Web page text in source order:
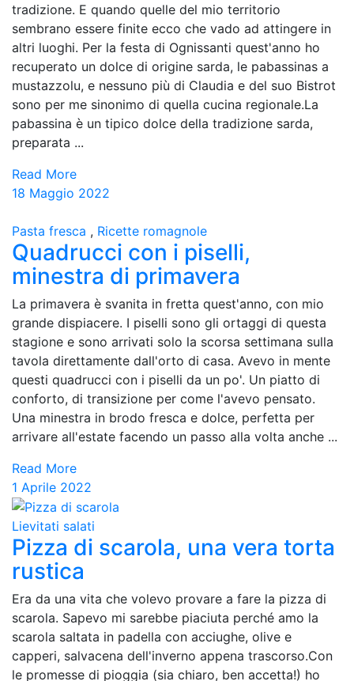
tradizione. E quando quelle del mio territorio
sembrano essere finite ecco che vado ad attingere in
altri luoghi. Per la festa di Ognissanti quest'anno ho
recuperato un dolce di origine sarda, le pabassinas a
mustazzolu, e nessuno più di Claudia e del suo Bistrot
sono per me sinonimo di quella cucina regionale.La
pabassina è un tipico dolce della tradizione sarda,
preparata ...
Read More
18 Maggio 2022
Pasta fresca , Ricette romagnole
Quadrucci con i piselli,
minestra di primavera
La primavera è svanita in fretta quest'anno, con mio
grande dispiacere. I piselli sono gli ortaggi di questa
stagione e sono arrivati solo la scorsa settimana sulla
tavola direttamente dall'orto di casa. Avevo in mente
questi quadrucci con i piselli da un po'. Un piatto di
conforto, di transizione per come l'avevo pensato.
Una minestra in brodo fresca e dolce, perfetta per
arrivare all'estate facendo un passo alla volta anche ...
Read More
1 Aprile 2022
Lievitati salati
Pizza di scarola, una vera torta
rustica
Era da una vita che volevo provare a fare la pizza di
scarola. Sapevo mi sarebbe piaciuta perché amo la
scarola saltata in padella con acciughe, olive e
capperi, salvacena dell'inverno appena trascorso.Con
le promesse di pioggia (sia chiaro, ben accetta!) ho